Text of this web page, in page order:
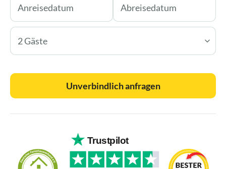
2 Gäste
Unverbindlich anfragen